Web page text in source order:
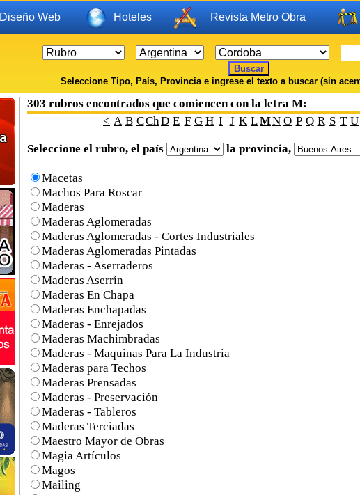
Diseño Web Hoteles Revista Metro Obra
Seleccione Tipo, País, Provincia e ingrese el texto a buscar (sin
303 rubros encontrados que comiencen con la letra M:
< A B CChD E F G H I J K LMN O P Q R S T U
Seleccione el rubro, el país la provincia,
Macetas
Machos Para Roscar
Maderas
Maderas Aglomeradas
Maderas Aglomeradas - Cortes Industriales
Maderas Aglomeradas Pintadas
Maderas - Aserraderos
Maderas Aserrín
Maderas En Chapa
Maderas Enchapadas
Maderas - Enrejados
Maderas Machimbradas
Maderas - Maquinas Para La Industria
Maderas para Techos
Maderas Prensadas
Maderas - Preservación
Maderas - Tableros
Maderas Terciadas
Maestro Mayor de Obras
Magia Artículos
Magos
Mailing